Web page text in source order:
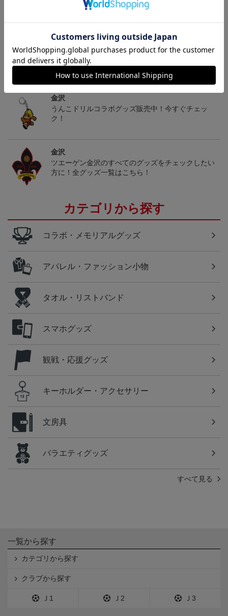
金沢
うんこドリルコラボグッズ販売中！今すぐチェッ
ク！
金沢
ツエーゲン金沢のすべてのグッズをチェックしたい
方に！全グッズ一覧はこちら！
カテゴリから探す
コラボ・メモリアルグッズ
アパレル・ファッション小物
タオル・リストバンド
スマホグッズ
観戦・応援グッズ
キーホルダー・アクセサリー
文房具
バラエティグッズ
すべて見る
一覧から探す
カテゴリから探す
クラブから探す
Ｊ1 Ｊ2 Ｊ3